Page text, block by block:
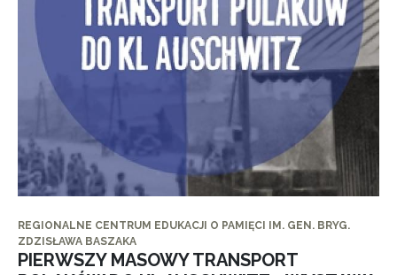
REGIONALNE CENTRUM EDUKACJI O PAMIĘCI IM. GEN. BRYG.
ZDZISŁAWA BASZAKA
PIERWSZY MASOWY TRANSPORT